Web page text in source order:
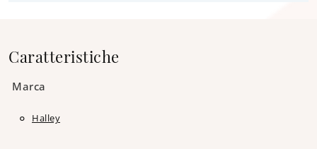
Caratteristiche
Marca
Halley